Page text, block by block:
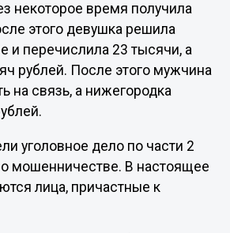
некоторое время получила
этого девушка решила
и перечислила 23 тысячи, а
рублей. После этого мужчина
на связь, а нижегородка
уголовное дело по части 2
мошенничестве. В настоящее
лица, причастные к